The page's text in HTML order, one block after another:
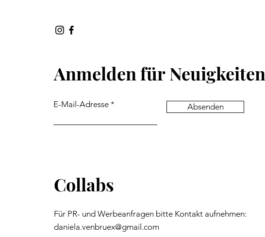
Anmelden fürNeuigkeiten
E-Mail-Adresse Absenden
Collabs
Für PR- und Werbeanfragen bitte Kontakt aufnehmen:
daniela.venbruex@gmail.com